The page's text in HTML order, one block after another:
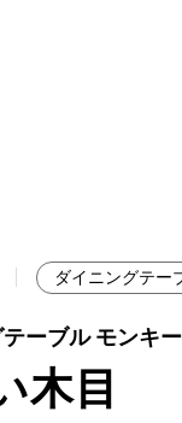
HOME
ダイニングテー
木目
ーブル モンキ